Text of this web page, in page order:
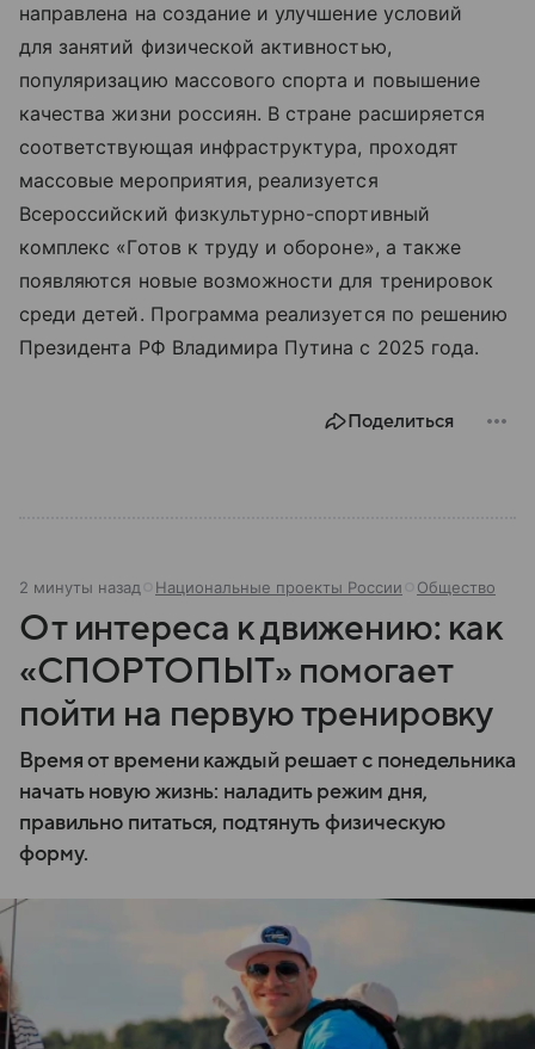
направлена на создание и улучшение условий
для занятий физической активностью,
популяризацию массового спорта и повышение
качества жизни россиян. В стране расширяется
соответствующая инфраструктура, проходят
массовые мероприятия, реализуется
Всероссийский физкультурно-спортивный
комплекс «Готов к труду и обороне», а также
появляются новые возможности для тренировок
среди детей. Программа реализуется по решению
Президента РФ Владимира Путина с 2025 года.
Поделиться
2 минуты назад Национальные проекты России Общество
От интереса к движению: как
«СПОРТОПЫТ» помогает
пойти на первую тренировку
Время от времени каждый решает с понедельника
начать новую жизнь: наладить режим дня,
правильно питаться, подтянуть физическую
форму.